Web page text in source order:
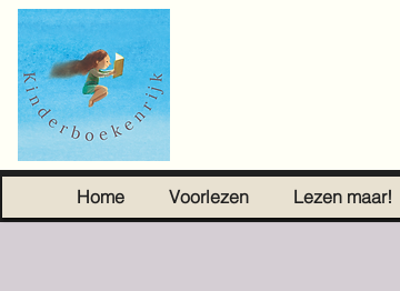
Home Voorlezen Lezen maar!